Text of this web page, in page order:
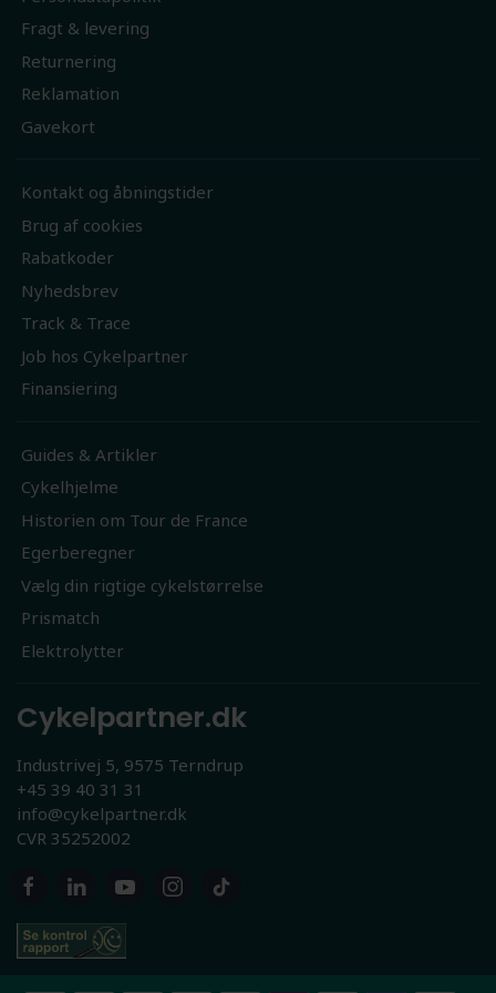
Fragt & levering
Returnering
Reklamation
Gavekort
Kontakt og åbningstider
Brug af cookies
Rabatkoder
Nyhedsbrev
Track & Trace
Job hos Cykelpartner
Finansiering
Guides & Artikler
Cykelhjelme
Historien om Tour de France
Egerberegner
Vælg din rigtige cykelstørrelse
Prismatch
Elektrolytter
Cykelpartner.dk
Industrivej 5, 9575 Terndrup
+45 39 40 31 31
info@cykelpartner.dk
CVR 35252002